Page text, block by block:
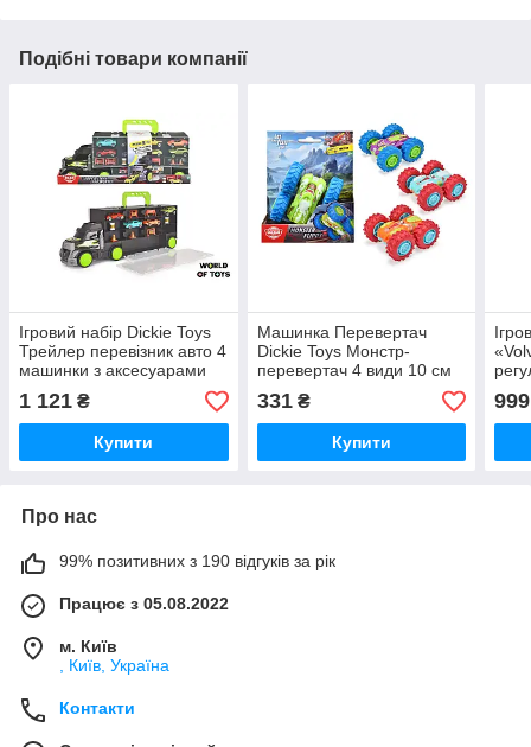
Подібні товари компанії
Ігровий набір Dickie Toys
Трейлер перевізник авто 4
машинки з аксесуарами
43см (3747007)
1 121 ₴
Купити
Машинка Перевертач
Dickie Toys Монстр-
перевертач 4 види 10 см
(3751004)
331₴
Купити
см,
999
Про нас
99% позитивних з 190 відгуків за рік
Працює з 05.08.2022
м. Київ
, Київ, Україна
Контакти